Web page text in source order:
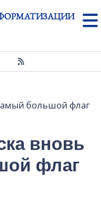
большой флаг
вновь
флаг